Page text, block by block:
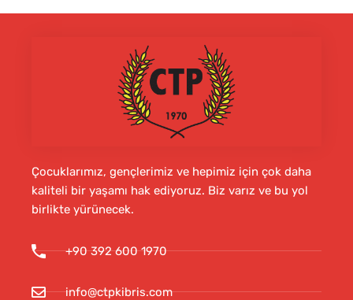
Çocuklarımız, gençlerimiz ve hepimiz için çok daha
kaliteli bir yaşamı hak ediyoruz. Biz varız ve bu yol
birlikte yürünecek.
+90 392 600 1970
info@ctpkibris.com